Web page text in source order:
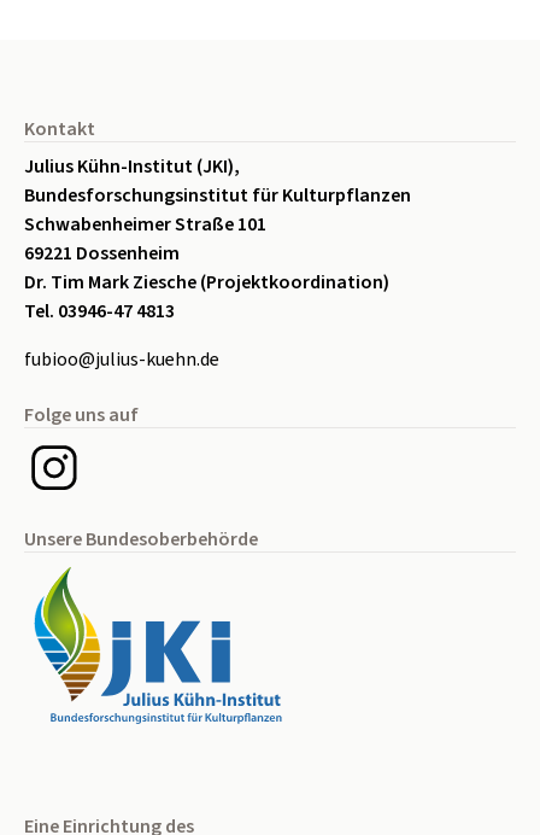
Kontakt
Julius Kühn-Institut (JKI),
Bundesforschungsinstitut für Kulturpflanzen
Schwabenheimer Straße 101
69221 Dossenheim
Dr. Tim Mark Ziesche (Projektkoordination)
Tel. 03946-47 4813
fubioo@julius-kuehn.de
Folge uns auf
Unsere Bundesoberbehörde
Eine Einrichtung des